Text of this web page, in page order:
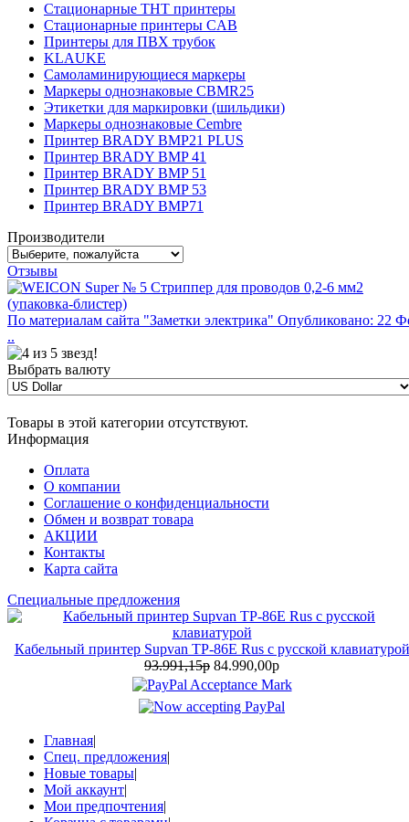
Стационарные THT принтеры
Стационарные принтеры CAB
Принтеры для ПВХ трубок
KLAUKE
Самоламинирующиеся маркеры
Маркеры однознаковые CBMR25
Этикетки для маркировки (шильдики)
Маркеры однознаковые Cembre
Принтер BRADY BMP21 PLUS
Принтер BRADY BMP 41
Принтер BRADY BMP 51
Принтер BRADY BMP 53
Принтер BRADY BMP71
Производители
Отзывы
По материалам сайта "Заметки электрика" Опубликовано: 22
..
Выбрать валюту
Товары в этой категории отсутствуют.
Информация
Оплата
О компании
Соглашение о конфиденциальности
Обмен и возврат товара
АКЦИИ
Контакты
Карта сайта
Специальные предложения
Кабельный принтер Supvan TP-86E Rus с русской клавиатурой
93.991,15р 84.990,00р
Главная|
Спец. предложения|
Новые товары|
Мой аккаунт|
Мои предпочтения|